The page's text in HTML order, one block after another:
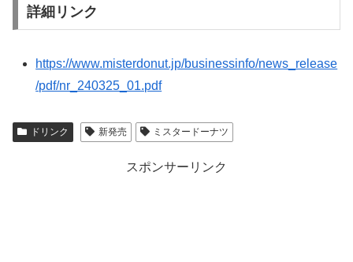
詳細リンク
https://www.misterdonut.jp/businessinfo/news_release
/pdf/nr_240325_01.pdf
ドリンク 新発売 ミスタードーナツ
スポンサーリンク